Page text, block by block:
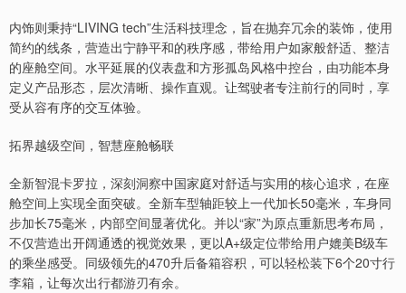
内饰则秉持“LIVING tech”生活科技理念，旨在抛弃冗余的装饰，使用
简约的线条，营造出宁静平和的秩序感，带给用户如家般舒适、整洁
的座舱空间。水平延展的仪表盘和方形孤岛风格中控台，由功能本身
定义产品形态，层次清晰、操作直观。让驾驶者专注前行的同时，享
受从容有序的交互体验。
拓界越级空间，智慧座舱畅联
全新智混卡罗拉，深刻洞察中国家庭对舒适与实用的核心追求，在座
舱空间上实现全面突破。全新车型轴距较上一代加长50毫米，车身同
步加长75毫米，内部空间显著优化。并以“家”为原点重新思考布局，
不仅营造出开阔通透的视觉效果，更以A+级定位带给用户媲美B级车
的乘坐感受。同级领先的470升后备箱容积，可以轻松装下6个20寸行
李箱，让每次出行都游刃有余。